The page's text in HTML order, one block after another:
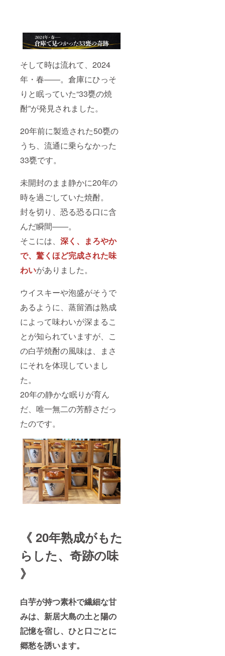
そして時は流れて、2024
年・春――。倉庫にひっそ
りと眠っていた“33甕の焼
酎”が発見されました。
20年前に製造された50甕の
うち、流通に乗らなかった
33甕です。
未開封のまま静かに20年の
時を過ごしていた焼酎。
封を切り、恐る恐る口に含
んだ瞬間――。
そこには、 深く、まろやか
で、驚くほど完成された味
わいがありました。
ウイスキーや泡盛がそうで
あるように、蒸留酒は熟成
によって味わいが深まるこ
とが知られていますが、こ
の白芋焼酎の風味は、まさ
にそれを体現していまし
た。
20年の静かな眠りが育ん
だ、唯一無二の芳醇さだっ
たのです。
《 20年熟成がもた
らした、奇跡の味
》
白芋が持つ素朴で繊細な甘
みは、新居大島の土と陽の
記憶を宿し、ひと口ごとに
郷愁を誘います。